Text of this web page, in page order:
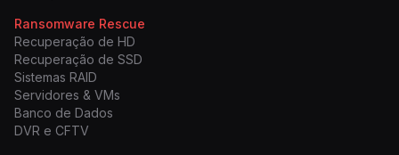
Ransomware Rescue
Recuperação de HD
Recuperação de SSD
Sistemas RAID
Servidores & VMs
Banco de Dados
DVR e CFTV